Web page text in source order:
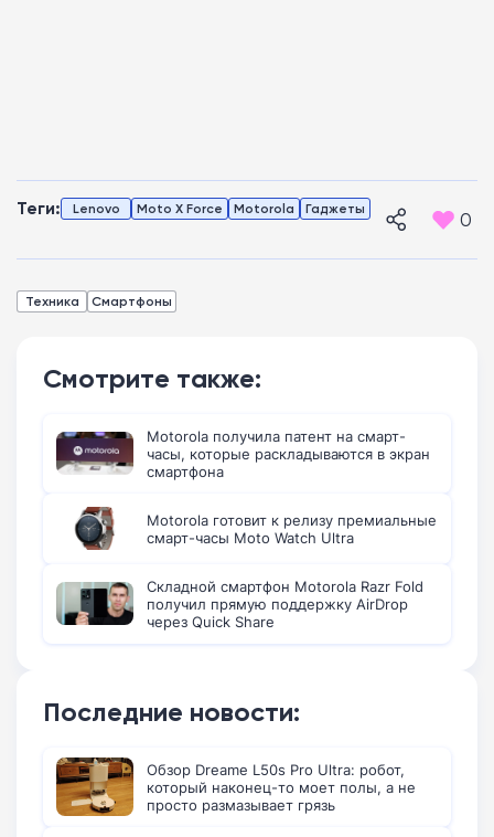
Теги: Lenovo Moto X Force Motorola Гаджеты 0
Техника Смартфоны
Смотрите также:
Motorola получила патент на смарт-
часы, которые раскладываются в экран
смартфона
Motorola готовит к релизу премиальные
смарт-часы Moto Watch Ultra
Складной смартфон Motorola Razr Fold
получил прямую поддержку AirDrop
через Quick Share
Последние новости:
Обзор Dreame L50s Pro Ultra: робот,
который наконец-то моет полы, а не
просто размазывает грязь